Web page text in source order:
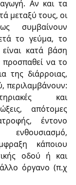
Αν και τα
μεταξύ τους, οι
συμβαίνουν
το γεύμα, το
κατά βάση
να το
της διάρροιας,
περιλαμβάνουν:
και
απότομες
έντονο
κάποιου
οδού ή και
όργανο (π.χ